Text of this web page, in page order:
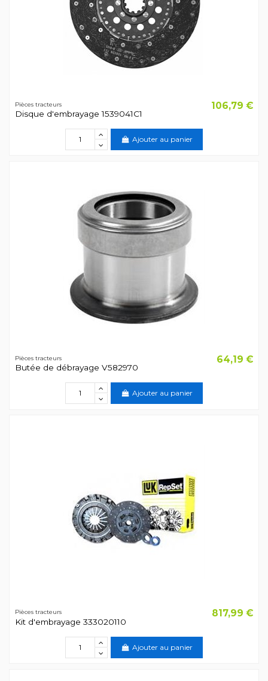
Pièces tracteurs
Disque d'embrayage 1539041C1
106,79 €
Ajouter au panier
Pièces tracteurs
Butée de débrayage V582970
64,19 €
Ajouter au panier
Pièces tracteurs
Kit d'embrayage 333020110
817,99 €
Ajouter au panier